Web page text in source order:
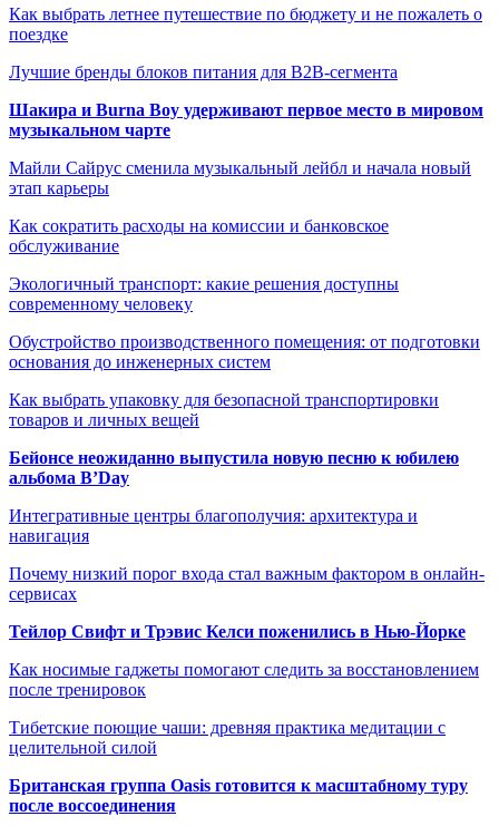
Как выбрать летнее путешествие по бюджету и не пожалеть о
поездке
Лучшие бренды блоков питания для B2B-сегмента
Шакира и Burna Boy удерживают первое место в мировом
музыкальном чарте
Майли Сайрус сменила музыкальный лейбл и начала новый
этап карьеры
Как сократить расходы на комиссии и банковское
обслуживание
Экологичный транспорт: какие решения доступны
современному человеку
Обустройство производственного помещения: от подготовки
основания до инженерных систем
Как выбрать упаковку для безопасной транспортировки
товаров и личных вещей
Бейонсе неожиданно выпустила новую песню к юбилею
альбома B’Day
Интегративные центры благополучия: архитектура и
навигация
Почему низкий порог входа стал важным фактором в онлайн-
сервисах
Тейлор Свифт и Трэвис Келси поженились в Нью-Йорке
Как носимые гаджеты помогают следить за восстановлением
после тренировок
Тибетские поющие чаши: древняя практика медитации с
целительной силой
Британская группа Oasis готовится к масштабному туру
после воссоединения